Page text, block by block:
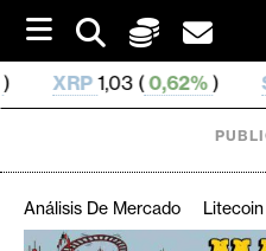
i
p
t
o
SOL74,74 (2,54%
Análisis De Mercado Litecoin